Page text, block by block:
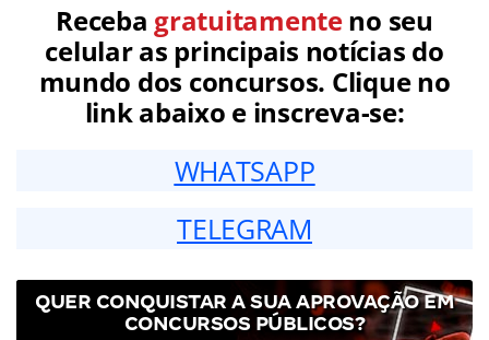
Receba gratuitamenteno seu
celular as principais notícias do
mundo dos concursos. Clique no
link abaixo e inscreva-se:
WHATSAPP
TELEGRAM
QUER CONQUISTAR A SUA APROVAÇÃO EM
CONCURSOS PÚBLICOS?